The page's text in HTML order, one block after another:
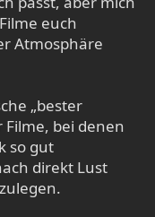
euch
Atmosphäre
„bester
bei denen
so gut
direkt Lust